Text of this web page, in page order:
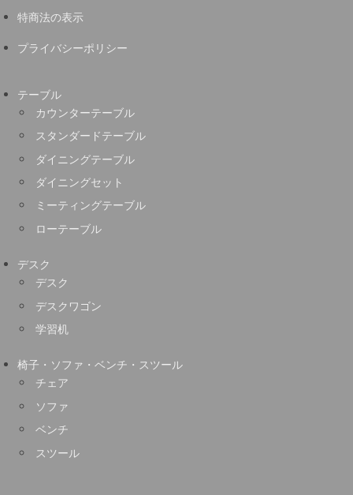
特商法の表示
プライバシーポリシー
テーブル
カウンターテーブル
スタンダードテーブル
ダイニングテーブル
ダイニングセット
ミーティングテーブル
ローテーブル
デスク
デスク
デスクワゴン
学習机
椅子・ソファ・ベンチ・スツール
チェア
ソファ
ベンチ
スツール